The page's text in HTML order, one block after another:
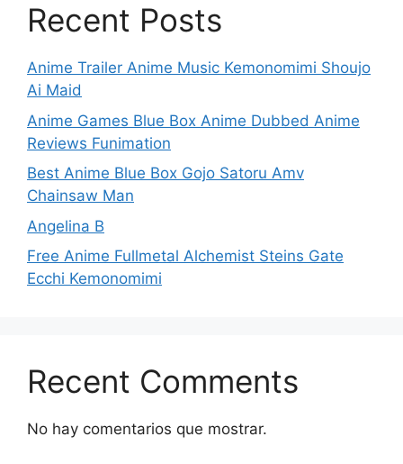
Recent Posts
Anime Trailer Anime Music Kemonomimi Shoujo
Ai Maid
Anime Games Blue Box Anime Dubbed Anime
Reviews Funimation
Best Anime Blue Box Gojo Satoru Amv
Chainsaw Man
Angelina B
Free Anime Fullmetal Alchemist Steins Gate
Ecchi Kemonomimi
Recent Comments
No hay comentarios que mostrar.